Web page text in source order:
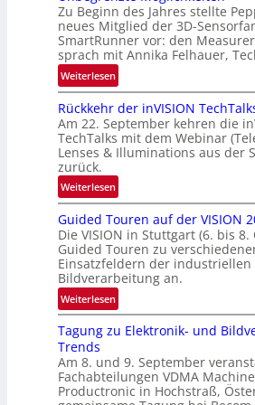
-
B
-
R
u
n
d
e
N
e
w
s
‘
Zu Beginn des Jahres stellte
neues Mitglied der 3D-
SmartRunner vor: den
sprach mit Annika Felhauer,
Weiterlesen:
U
n
b
e
g
r
e
z
t
e
M
ö
g
l
c
h
k
Rückkehr der inVISION
Am 22. September kehren die
TechTalks mit dem Webinar
Lenses & Illuminations aus der
zurück.
Weiterlesen:
R
ü
c
k
k
e
h
e
r
i
Guided Touren auf der VISION
Die VISION in Stuttgart (6. bis
Guided Touren zu
Einsatzfeldern der industriellen
Bildverarbeitung an.
Weiterlesen:
G
u
d
e
d
Tagung zu Elektronik- und
Trends
Am 8. und 9. September
Fachabteilungen VDMA
Productronic in Hochstraß,